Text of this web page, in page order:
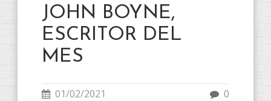
JOHN BOYNE,
ESCRITOR DEL
MES
01/02/2021 0